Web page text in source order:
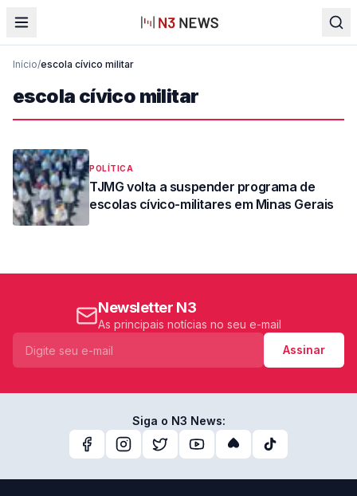
Início/escola cívico militar
escola cívico militar
POLÍTICA
TJMG volta a suspender programa de
escolas cívico-militares em Minas Gerais
Newsletter N3
As principais notícias no seu e-mail
Assinar
Siga o N3 News: